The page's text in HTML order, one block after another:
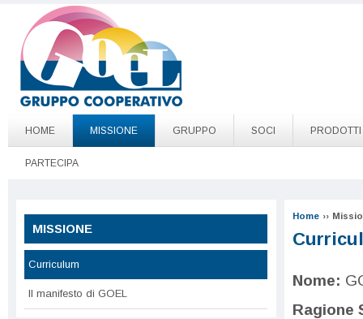
Salta al contenuto principale
Go to page top
HOME MISSIONE GRUPPO SOCI PRODOTTI
PARTECIPA
Home ››
Nome:
Ragione
MISSIONE
Curriculum
Il manifesto di GOEL